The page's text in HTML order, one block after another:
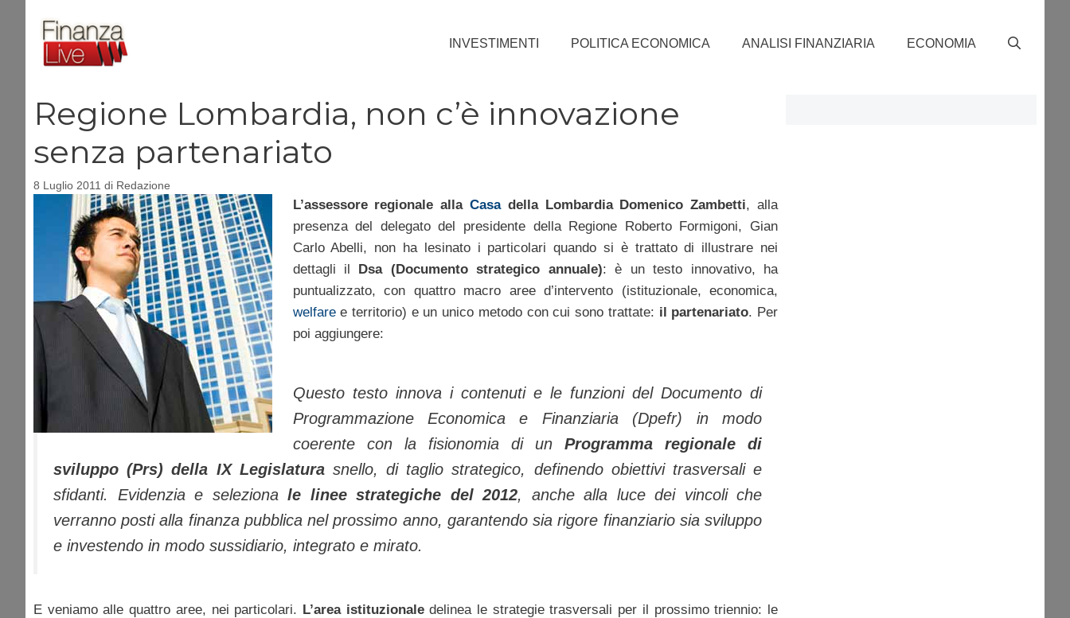
contenuto
INVESTIMENTI POLITICA ECONOMICA ANALISI FINANZIARIA ECONOMIA
Regione Lombardia, non c’è innovazione
senza partenariato
8 Luglio 2011 di Redazione
L’assessore regionale alla Casadella Lombardia Domenico Zambetti, alla
presenza del delegato del presidente della Regione Roberto Formigoni, Gian
Carlo Abelli, non ha lesinato i particolari quando si è trattato di illustrare nei
dettagli il Dsa (Documento strategico annuale): è un testo innovativo, ha
puntualizzato, con quattro macro aree d’intervento (istituzionale, economica,
welfaree territorio) e un unico metodo con cui sono trattate: il partenariato. Per
poi aggiungere:
Questo testo innova i contenuti e le funzioni del Documento di
Programmazione Economica e Finanziaria (Dpefr) in modo
coerente con la fisionomia di un Programma regionale di
sviluppo (Prs) della IX Legislaturasnello, di taglio strategico, definendo obiettivi trasversali e
sfidanti. Evidenzia e seleziona le linee strategiche del 2012, anche alla luce dei vincoli che
verranno posti alla finanza pubblica nel prossimo anno, garantendo sia rigore finanziario sia sviluppo
e investendo in modo sussidiario, integrato e mirato.
E veniamo alle quattro aree, nei particolari. L’area istituzionaledelinea le strategie trasversali per il prossimo triennio: le